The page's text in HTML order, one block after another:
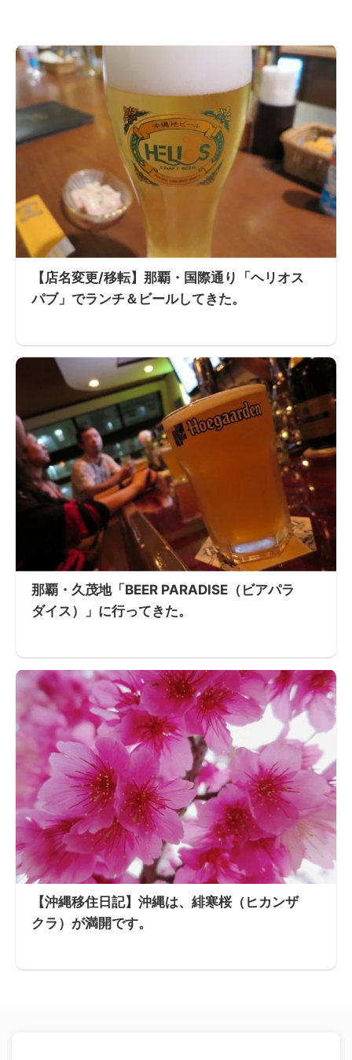
【店名変更/移転】那覇・国際通り「ヘリオス
パブ」でランチ＆ビールしてきた。
那覇・久茂地「BEER PARADISE（ビアパラ
ダイス）」に行ってきた。
【沖縄移住日記】沖縄は、緋寒桜（ヒカンザ
クラ）が満開です。